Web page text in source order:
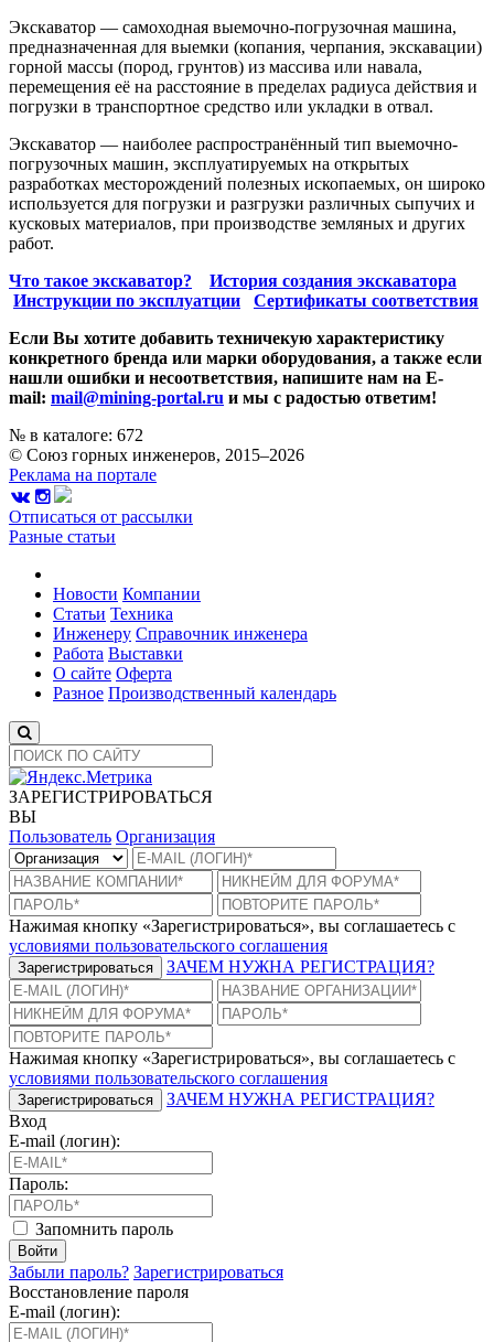
Экскаватор — самоходная выемочно-погрузочная машина,
предназначенная для выемки (копания, черпания, экскавации)
горной массы (пород, грунтов) из массива или навала,
перемещения её на расстояние в пределах радиуса действия и
погрузки в транспортное средство или укладки в отвал.
Экскаватор — наиболее распространённый тип выемочно-
погрузочных машин, эксплуатируемых на открытых
разработках месторождений полезных ископаемых, он широко
используется для погрузки и разгрузки различных сыпучих и
кусковых материалов, при производстве земляных и других
работ.
Что такое экскаватор?
История создания экскаватора
Инструкции по эксплуатции
Сертификаты соответствия
Если Вы хотите добавить техничекую характеристику
конкретного бренда или марки оборудования, а также если
нашли ошибки и несоответствия, напишите нам на E-
mail: mail@mining-portal.ru и мы с радостью ответим!
№ в каталоге: 672
© Союз горных инженеров, 2015–2026
Реклама на портале
Отписаться от рассылки
Разные статьи
Новости Компании
Статьи Техника
Инженеру Справочник инженера
Работа Выставки
О сайте Оферта
Разное Производственный календарь
ЗАРЕГИСТРИРОВАТЬСЯ
ВЫ
Пользователь Организация
Нажимая кнопку «Зарегистрироваться», вы соглашаетесь с
условиями пользовательского соглашения
Зарегистрироваться ЗАЧЕМ НУЖНА РЕГИСТРАЦИЯ?
Нажимая кнопку «Зарегистрироваться», вы соглашаетесь с
условиями пользовательского соглашения
Зарегистрироваться
ЗАЧЕМ НУЖНА РЕГИСТРАЦИЯ?
Вход
E-mail (логин):
Пароль:
Запомнить пароль
Войти
Забыли пароль? Зарегистрироваться
Восстановление пароля
E-mail (логин):